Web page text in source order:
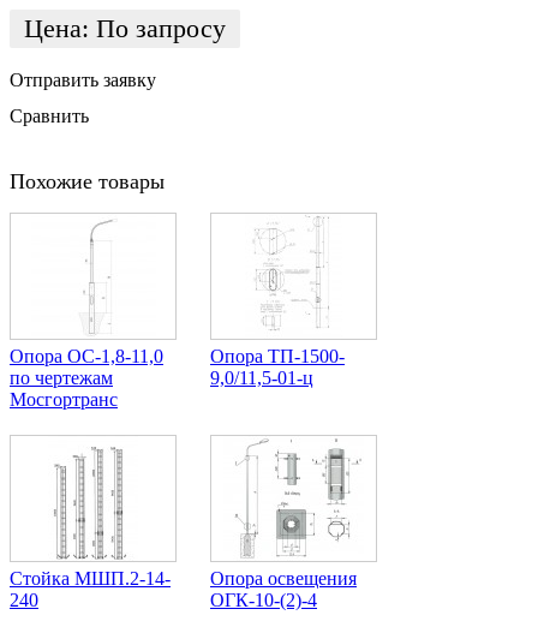
Цена: По запросу
Отправить заявку
Сравнить
Похожие товары
Опора ОС-1,8-11,0
по чертежам
Мосгортранс
Опора ТП-1500-
9,0/11,5-01-ц
Стойка МШП.2-14-
240
Опора освещения
ОГК-10-(2)-4